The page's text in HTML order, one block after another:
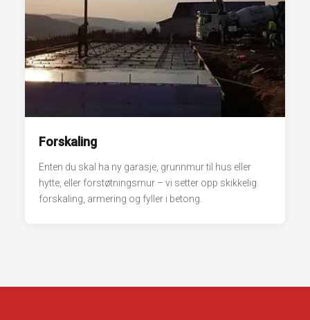
Forskaling
Enten du skal ha ny garasje, grunnmur til hus eller
hytte, eller forstøtningsmur – vi setter opp skikkelig
forskaling, armering og fyller i betong.